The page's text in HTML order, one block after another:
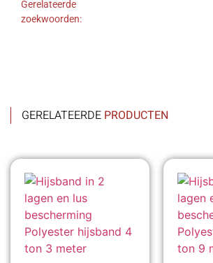
Gerelateerde
zoekwoorden:
GERELATEERDE PRODUCTEN